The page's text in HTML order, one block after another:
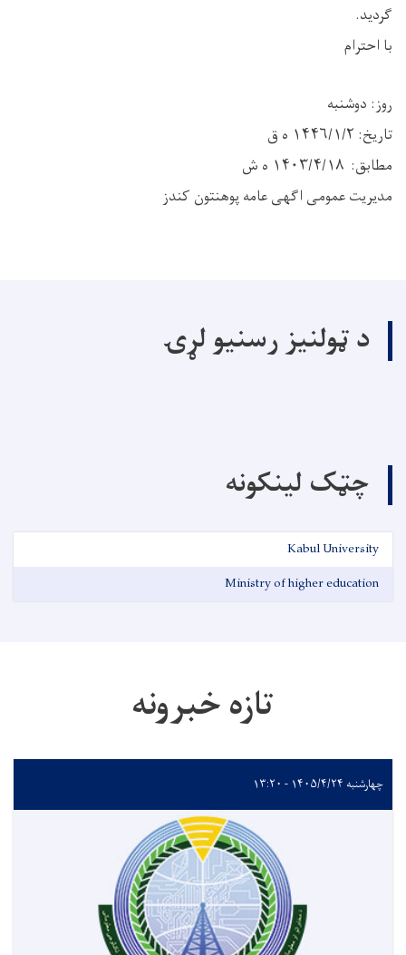
گردید.
با احترام
روز: دوشنبه
تاریخ: ۱۴۴۶/۱/۲ ه ق
مطابق: ۱۴۰۳/۴/۱۸ ه ش
مدیریت عمومی اگهی عامه پوهنتون کندز
د ټولنیز رسنیو لړۍ
چټک لینکونه
Kabul University
Ministry of higher education
تازه خبرونه
چهارشنبه ۱۴۰۵/۴/۲۴ - ۱۳:۲۰